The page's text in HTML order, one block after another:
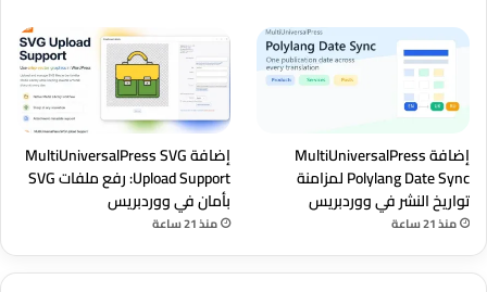
إضافة MultiUniversalPress
Polylang Date Sync لمزامنة
تواريخ النشر في ووردبريس
منذ 21 ساعة
إضافة MultiUniversalPress SVG
Upload Support: رفع ملفات SVG
بأمان في ووردبريس
منذ 21 ساعة